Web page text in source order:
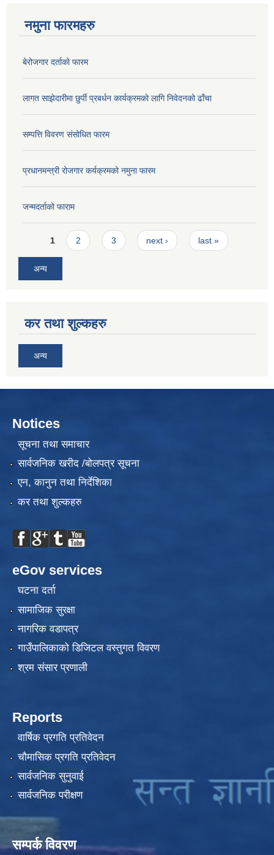
नमुना फारमहरु
बेरोजगार दर्ताको फारम
लागत साझेदारीमा छुर्पी प्रबर्धन कार्यक्रमको लागि निवेदनको ढाँचा
सम्पत्ति विवरण संसोधित फारम
प्रधानमन्त्री रोजगार कर्यक्रमको नमुना फारम
जन्मदर्ताको फाराम
Pages
1 2 3 next › last »
अन्य
कर तथा शुल्कहरु
अन्य
Notices
सूचना तथा समाचार
सार्वजनिक खरीद /बोलपत्र सूचना
एन, कानुन तथा निर्देशिका
कर तथा शुल्कहरु
eGov services
घटना दर्ता
सामाजिक सुरक्षा
नागरिक वडापत्र
गाउँपालिकाको डिजिटल वस्तुगत विवरण
श्रम संसार प्रणाली
Reports
वार्षिक प्रगति प्रतिवेदन
चौमासिक प्रगति प्रतिवेदन
सार्वजनिक सुनुवाई
सार्वजनिक परीक्षण
सम्पर्क विवरण